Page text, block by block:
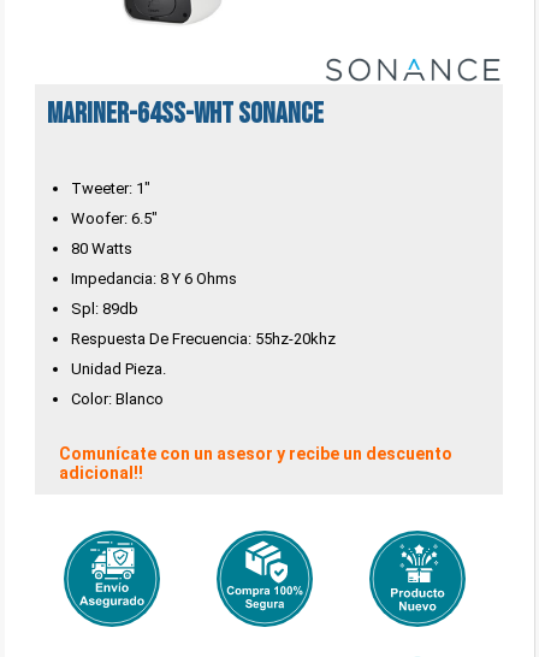
MARINER-64SS-WHT Sonance
Tweeter: 1"
Woofer: 6.5"
80 Watts
Impedancia: 8 Y 6 Ohms
Spl: 89db
Respuesta De Frecuencia: 55hz-20khz
Unidad Pieza.
Color: Blanco
Comunícate con un asesor y recibe un descuento
adicional!!